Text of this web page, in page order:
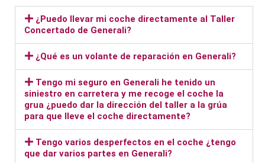
¿Puedo llevar mi coche directamente al Taller
Concertado de Generali?
¿Qué es un volante de reparación en Generali?
Tengo mi seguro en Generali he tenido un
siniestro en carretera y me recoge el coche la
grua ¿puedo dar la dirección del taller a la grúa
para que lleve el coche directamente?
Tengo varios desperfectos en el coche ¿tengo
que dar varios partes en Generali?